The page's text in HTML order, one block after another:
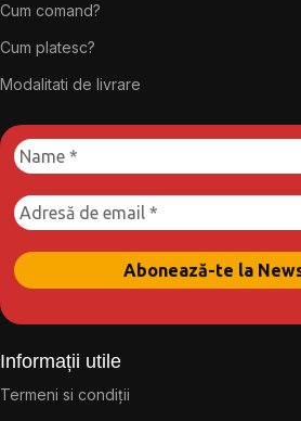
Cum comand?
Cum platesc?
Modalitati de livrare
Informații utile
Termeni si condiții